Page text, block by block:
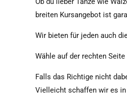
breiten Kursangebot ist
Wir bieten für jeden auch
Wähle auf der rechten
Falls das Richtige nicht
Vielleicht schaffen wir es